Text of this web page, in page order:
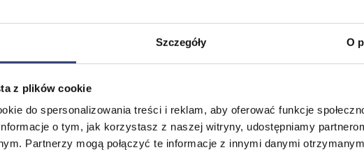
Szczegóły O
z plików cookie
do spersonalizowania treści i reklam, aby oferować funkcje
o tym, jak korzystasz z naszej witryny, udostępniamy
Partnerzy mogą połączyć te informacje z innymi danymi